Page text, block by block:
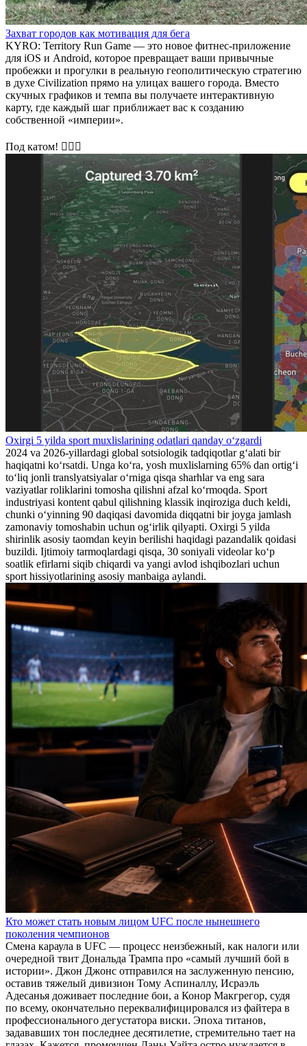
Захват городов как мотивация для бега
KYRO: Territory Run Game — это новое фитнес-приложение
для iOS и Android, которое превращает ваши привычные
пробежки и прогулки в реальную геополитическую стратегию
в духе Civilization прямо на улицах вашего города. Вместо
скучных графиков и темпа вы получаете интерактивную
карту, где каждый шаг приближает вас к созданию
собственной «империи».
Под катом! 🏃🏽‍♂️
Oxirgi 5 yilda sport muxlislarining odatlari qanday oʻzgardi
2024 va 2026-yillardagi global sotsiologik tadqiqotlar gʻalati bir
haqiqatni koʻrsatdi. Unga koʻra, yosh muxlislarning 65% dan ortigʻi
toʻliq jonli translyatsiyalar oʻrniga qisqa sharhlar va eng sara
vaziyatlar roliklarini tomosha qilishni afzal koʻrmoqda. Sport
industriyasi kontent qabul qilishning klassik inqiroziga duch keldi,
chunki oʻyinning 90 daqiqasi davomida diqqatni bir joyga jamlash
zamonaviy tomoshabin uchun ogʻirlik qilyapti. Oxirgi 5 yilda
shirinlik asosiy taomdan keyin berilishi haqidagi pazandalik qoidasi
buzildi. Ijtimoiy tarmoqlardagi qisqa, 30 soniyali videolar koʻp
soatlik efirlarni siqib chiqardi va yangi avlod ishqibozlari uchun
sport hissiyotlarining asosiy manbaiga aylandi.
Кто может стать новым лицом UFC после нынешнего
поколения чемпионов
Смена караула в UFC — процесс неизбежный, как налоги или
очередной твит Дональда Трампа про «самый лучший бой в
истории». Джон Джонс отправился на заслуженную пенсию,
оставив тяжелый дивизион Тому Аспиналлу, Исраэль
Адесанья доживает последние бои, а Конор Макгрегор, судя
по всему, окончательно переквалифицировался из файтера в
профессионального дегустатора виски. Эпоха титанов,
задававших тон последнее десятилетие, стремительно тает на